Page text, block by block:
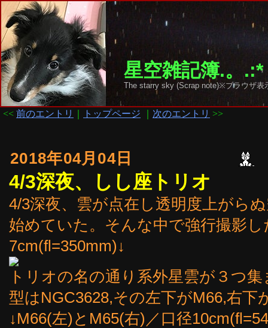
星空雑記簿.。
The starry sky (Scrap note)※ブラウザ
<< 前のエントリ トップページ 次のエントリ >>
2018年04月04日
4/3深夜、しし座トリオ
4/3深夜、雲が点在し透明度上がら
始めていた。そんな中で強行撮影
7cm(fl=350mm)↓
トリオの名の通り系外星雲が３つ
型はNGC3628,その左下がM66,右下
↓M66(左)とM65(右)／口径